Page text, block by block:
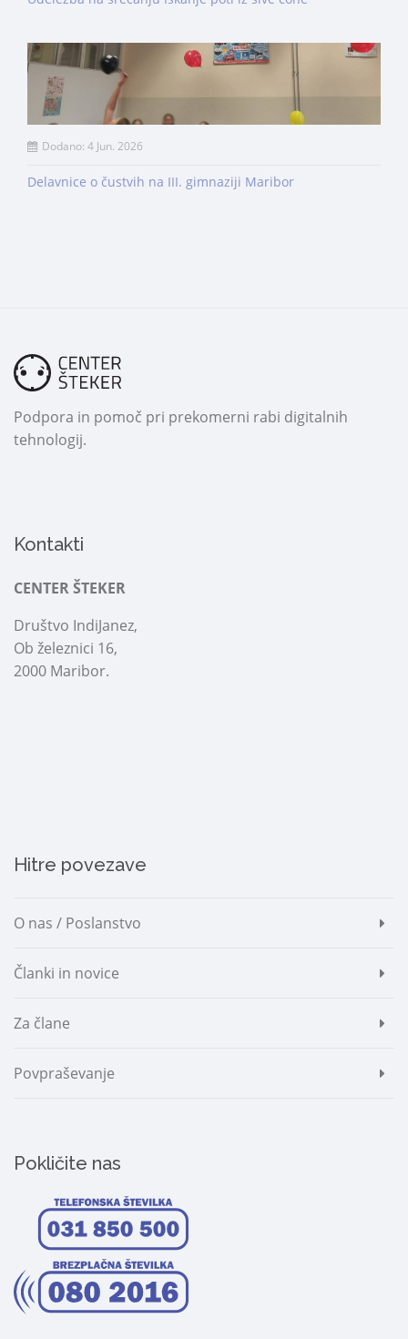
Dodano: 4 Jun. 2026
Delavnice o čustvih na III. gimnaziji Maribor
Podpora in pomoč pri prekomerni rabi digitalnih
tehnologij.
Kontakti
CENTER ŠTEKER
Društvo IndiJanez,
Ob železnici 16,
2000 Maribor.
Hitre povezave
O nas / Poslanstvo
Članki in novice
Za člane
Povpraševanje
Pokličite nas